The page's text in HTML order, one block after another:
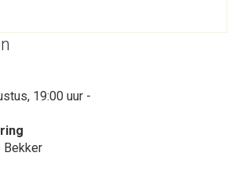
19:00 uur -
Bekker